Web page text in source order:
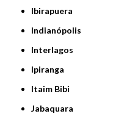
Ibirapuera
Indianópolis
Interlagos
Ipiranga
Itaim Bibi
Jabaquara